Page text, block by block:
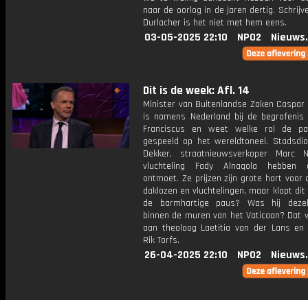
naar de oorlog in de jaren dertig.
Durlacher is het niet met hem eens.
03-05-2025 22:10 NPO2
Dit is de week: Afl. 14
Minister van Buitenlandse Zaken Caspar
is namens Nederland bij de begrafenis
Franciscus en weet welke rol de
gespeeld op het wereldtoneel.
Dekker, straatnieuwsverkoper Marc
vluchteling Fady Alnaqola hebben
ontmoet. Ze prijzen zijn grote hart voor
daklozen en vluchtelingen, maar klopt dit
de barmhartige paus? Was hij
binnen de muren van het Vaticaan? Dat
aan theoloog Laetitia van der Lans en
Rik Torfs.
26-04-2025 22:10 NPO2